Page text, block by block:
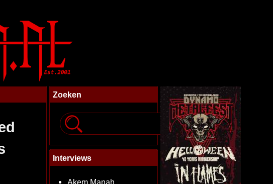
Zoeken
Interviews
Akem Manah